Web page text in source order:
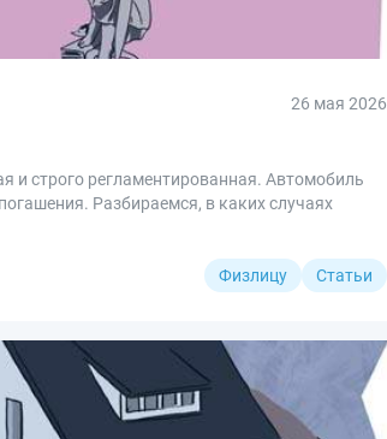
26 мая 2026
и строго регламентированная. Автомобиль
Разбираемся, в каких случаях
Физлицу Статьи